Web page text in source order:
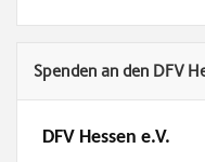
Spenden an den DFV
DFV Hessen e.V.